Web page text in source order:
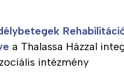
a Thalassa Házzal
intézmény